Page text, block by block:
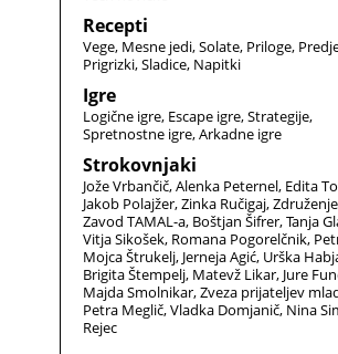
Recepti
Vege Mesne jedi Solate Priloge
Prigrizki Sladice Napitki
Igre
Logične igre Escape igre Strategije
Spretnostne igre Arkadne igre
Strokovnjaki
Jože Vrbančič Alenka Peternel Edita
Jakob Polajžer Zinka Ručigaj
Zavod TAMAL-a Boštjan Šifrer Tanja
Vitja Sikošek Romana Pogorelčnik
Mojca Štrukelj Jerneja Agić Urška
Brigita Štempelj Matevž Likar Jure
Majda Smolnikar Zveza prijateljev
Petra Meglič Vladka Domjanič Nina
Rejec